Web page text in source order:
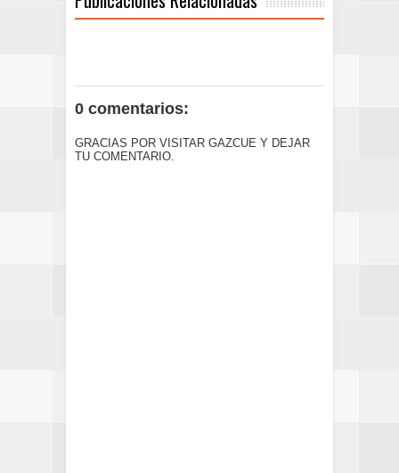
0 comentarios:
GRACIAS POR VISITAR GAZCUE Y DEJAR
TU COMENTARIO.